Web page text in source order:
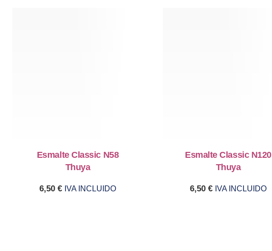
Esmalte Classic N58
Thuya
6,50 € IVA INCLUIDO
Esmalte Classic N120
Thuya
6,50 € IVA INCLUIDO